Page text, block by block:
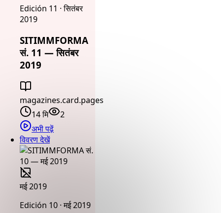
Edición 11 · सितंबर
2019
SITIMMFORMA
सं. 11 — सितंबर
2019
magazines.card.pages
14 मि
2
अभी पढ़ें
विवरण देखें
मई 2019
Edición 10 · मई 2019